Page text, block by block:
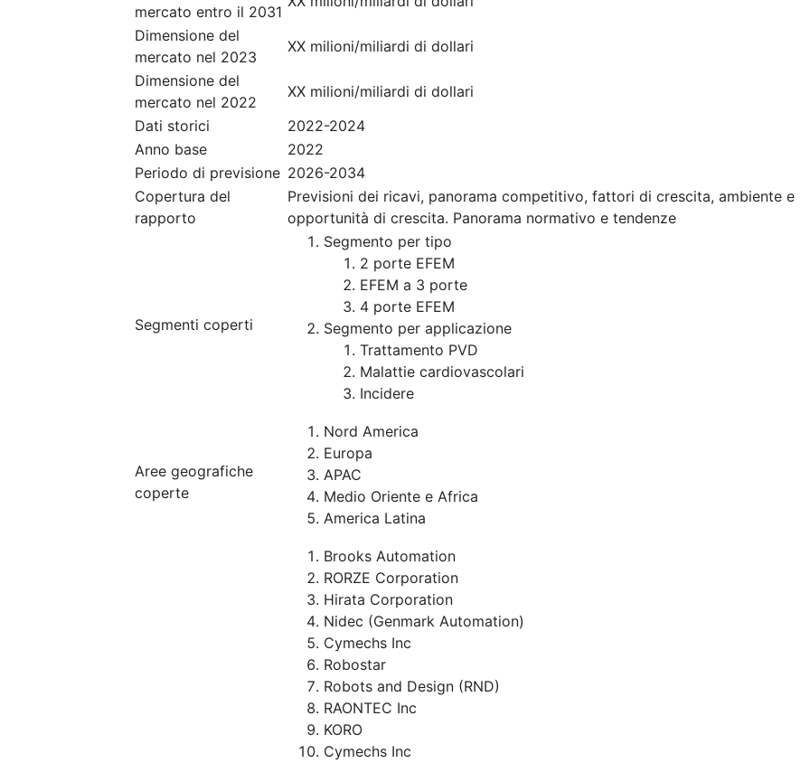
mercato entro il 2031
Dimensione del
mercato nel 2023
XX milioni/miliardi di dollari
Dimensione del
mercato nel 2022
XX milioni/miliardi di dollari
Dati storici
2022-2024
Anno base
2022
Periodo di previsione 2026-2034
Copertura del
rapporto
Previsioni dei ricavi, panorama competitivo, fattori di crescita, ambiente e
opportunità di crescita. Panorama normativo e tendenze
Segmenti coperti
Segmento per tipo
2 porte EFEM
EFEM a 3 porte
4 porte EFEM
Segmento per applicazione
Trattamento PVD
Malattie cardiovascolari
Incidere
Aree geografiche
coperte
Nord America
Europa
APAC
Medio Oriente e Africa
America Latina
Brooks Automation
RORZE Corporation
Hirata Corporation
Nidec (Genmark Automation)
Cymechs Inc
Robostar
Robots and Design (RND)
RAONTEC Inc
KORO
Cymechs Inc